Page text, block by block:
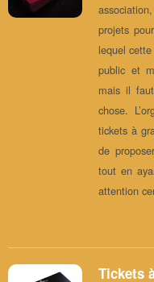
projets
lequel
public et
mais il
chose.
tickets à
de
tout en
attention
Tickets